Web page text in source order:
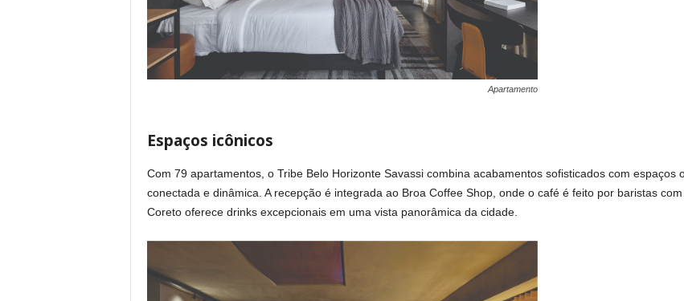
Apartamento
Espaços icônicos
Com 79 apartamentos, o Tribe Belo Horizonte Savassi combina acabamentos sofisticados com espaços
conectada e dinâmica. A recepção é integrada ao Broa Coffee Shop, onde o café é feito por baristas
Coreto oferece drinks excepcionais em uma vista panorâmica da cidade.